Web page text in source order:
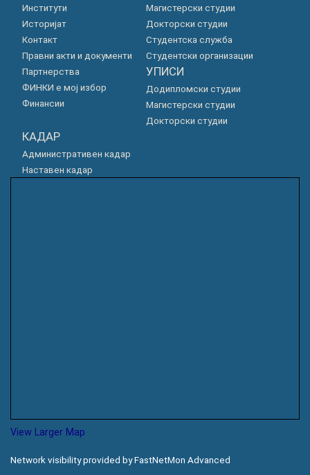
Институти
Историјат
Контакт
Правни акти и документи
Партнерства
ФИНКИ е мој избор
Финансии
Магистерски студии
Докторски студии
Студентска служба
Студентски организации
УПИСИ
Додипломски студии
Магистерски студии
Докторски студии
КАДАР
Административен кадар
Наставен кадар
View Larger Map
Network visibility provided by FastNetMon Advanced